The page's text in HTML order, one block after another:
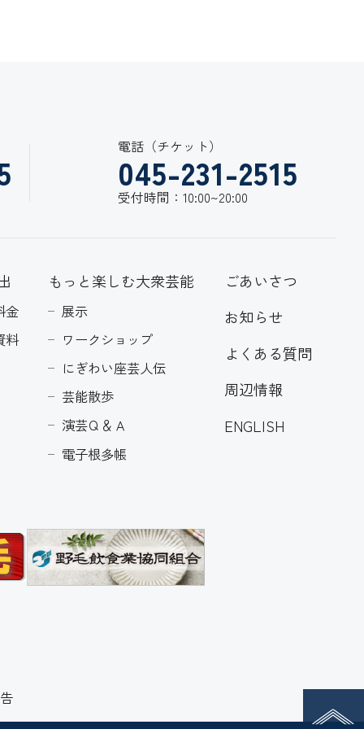
電話（チケット）
045-231-2515
受付時間：10:00~20:00
金
料
もっと楽しむ大衆芸能
展示
ワークショップ
にぎわい座芸人伝
芸能散歩
演芸Ｑ＆Ａ
電子根多帳
ごあいさつ
お知らせ
よくある質問
周辺情報
ENGLISH